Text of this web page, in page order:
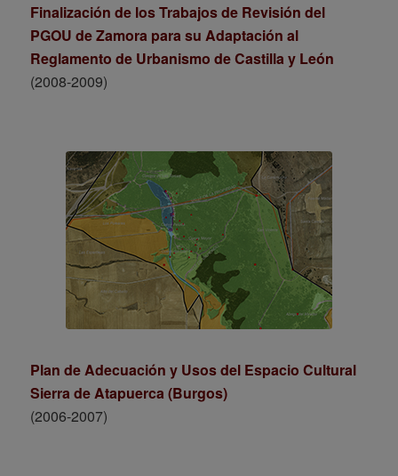
Finalización de los Trabajos de Revisión del
PGOU de Zamora para su Adaptación al
Reglamento de Urbanismo de Castilla y León
(2008-2009)
Plan de Adecuación y Usos del Espacio Cultural
Sierra de Atapuerca (Burgos)
(2006-2007)